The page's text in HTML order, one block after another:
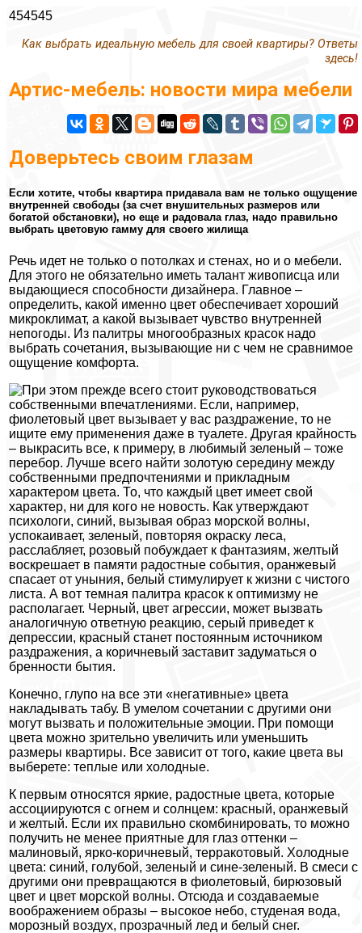
454545
Как выбрать идеальную мебель для своей квартиры? Ответы
здесь!
Артис-мебель: новости мира мебели
Доверьтесь своим глазам
Если хотите, чтобы квартира придавала вам не только ощущение
внутренней свободы (за счет внушительных размеров или
богатой обстановки), но еще и радовала глаз, надо правильно
выбрать цветовую гамму для своего жилища
Речь идет не только о потолках и стенах, но и о мебели.
Для этого не обязательно иметь талант живописца или
выдающиеся способности дизайнера. Главное –
определить, какой именно цвет обеспечивает хороший
микроклимат, а какой вызывает чувство внутренней
непогоды. Из палитры многообразных красок надо
выбрать сочетания, вызывающие ни с чем не сравнимое
ощущение комфорта.
При этом прежде всего стоит руководствоваться
собственными впечатлениями. Если, например,
фиолетовый цвет вызывает у вас раздражение, то не
ищите ему применения даже в туалете. Другая крайность
– выкрасить все, к примеру, в любимый зеленый – тоже
перебор. Лучше всего найти золотую середину между
собственными предпочтениями и прикладным
характером цвета. То, что каждый цвет имеет свой
характер, ни для кого не новость. Как утверждают
психологи, синий, вызывая образ морской волны,
успокаивает, зеленый, повторяя окраску леса,
расслабляет, розовый побуждает к фантазиям, желтый
воскрешает в памяти радостные события, оранжевый
спасает от уныния, белый стимулирует к жизни с чистого
листа. А вот темная палитра красок к оптимизму не
располагает. Черный, цвет агрессии, может вызвать
аналогичную ответную реакцию, серый приведет к
депрессии, красный станет постоянным источником
раздражения, а коричневый заставит задуматься о
бренности бытия.
Конечно, глупо на все эти «негативные» цвета
накладывать табу. В умелом сочетании с другими они
могут вызвать и положительные эмоции. При помощи
цвета можно зрительно увеличить или уменьшить
размеры квартиры. Все зависит от того, какие цвета вы
выберете: теплые или холодные.
К первым относятся яркие, радостные цвета, которые
ассоциируются с огнем и солнцем: красный, оранжевый
и желтый. Если их правильно скомбинировать, то можно
получить не менее приятные для глаз оттенки –
малиновый, ярко-коричневый, терракотовый. Холодные
цвета: синий, голубой, зеленый и сине-зеленый. В смеси с
другими они превращаются в фиолетовый, бирюзовый
цвет и цвет морской волны. Отсюда и создаваемые
воображением образы – высокое небо, студеная вода,
морозный воздух, прозрачный лед и белый снег.